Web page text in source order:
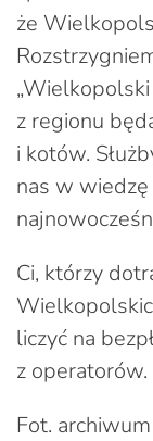
że
z regionu
i kotów.
nas w
Ci, którzy
liczyć na
z operatorów.
Fot.